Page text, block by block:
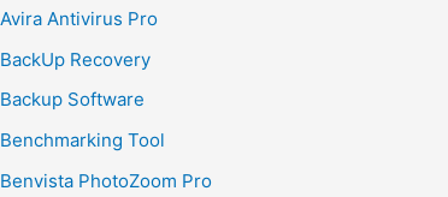
Avira Antivirus Pro
BackUp Recovery
Backup Software
Benchmarking Tool
Benvista PhotoZoom Pro